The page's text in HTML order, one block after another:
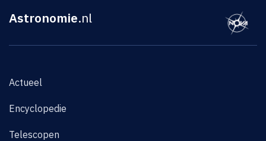
Astronomie.nl
Actueel
Encyclopedie
Telescopen